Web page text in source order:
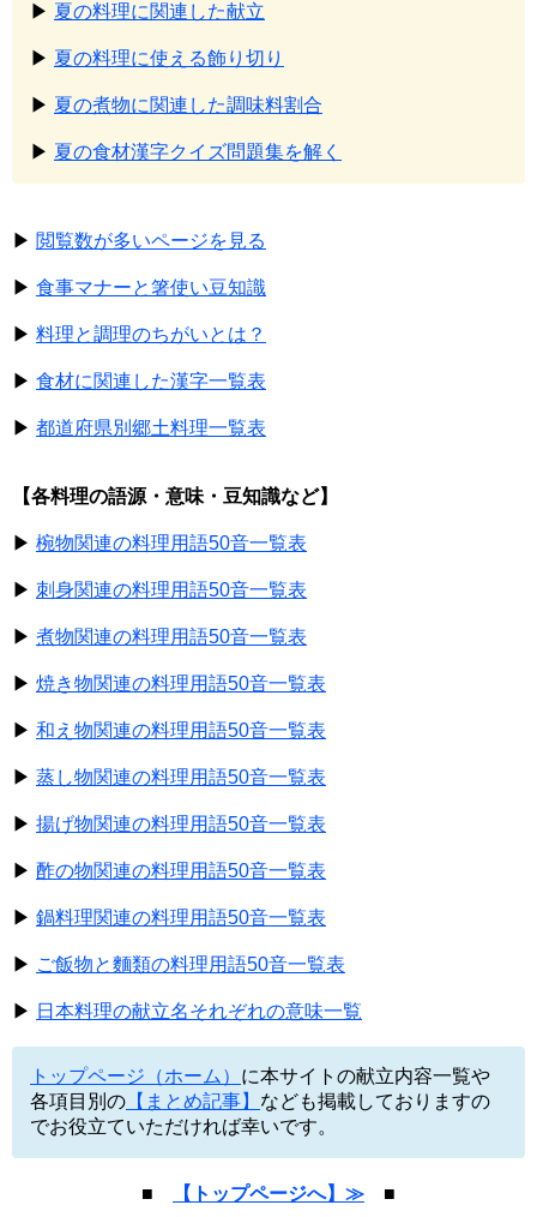
▶ 夏の料理に関連した献立
▶ 夏の料理に使える飾り切り
▶ 夏の煮物に関連した調味料割合
▶ 夏の食材漢字クイズ問題集を解く
▶ 閲覧数が多いページを見る
▶ 食事マナーと箸使い豆知識
▶ 料理と調理のちがいとは？
▶ 食材に関連した漢字一覧表
▶ 都道府県別郷土料理一覧表
【各料理の語源・意味・豆知識など】
▶ 椀物関連の料理用語50音一覧表
▶ 刺身関連の料理用語50音一覧表
▶ 煮物関連の料理用語50音一覧表
▶ 焼き物関連の料理用語50音一覧表
▶ 和え物関連の料理用語50音一覧表
▶ 蒸し物関連の料理用語50音一覧表
▶ 揚げ物関連の料理用語50音一覧表
▶ 酢の物関連の料理用語50音一覧表
▶ 鍋料理関連の料理用語50音一覧表
▶ ご飯物と麵類の料理用語50音一覧表
▶ 日本料理の献立名それぞれの意味一覧
トップページ（ホーム） に本サイトの献立内容一覧や
各項目別の 【まとめ記事】 なども掲載しておりますの
でお役立ていただければ幸いです。
■ 【トップページへ】≫ ■